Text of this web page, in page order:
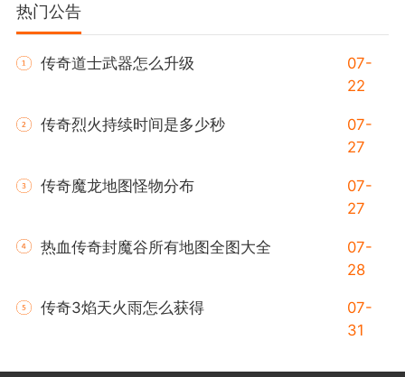
热门公告
传奇道士武器怎么升级
07-
22
传奇烈火持续时间是多少秒
07-
27
传奇魔龙地图怪物分布
07-
27
热血传奇封魔谷所有地图全图大全
07-
28
传奇3焰天火雨怎么获得
07-
31